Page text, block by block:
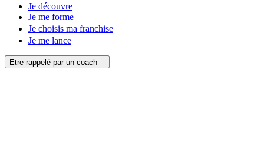
Je découvre
Je me forme
Je choisis ma franchise
Je me lance
Etre rappelé par un coach